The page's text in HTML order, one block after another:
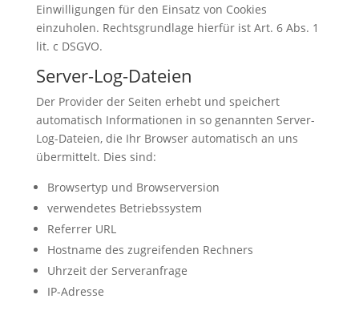
Einwilligungen für den Einsatz von Cookies
einzuholen. Rechtsgrundlage hierfür ist Art. 6 Abs. 1
lit. c DSGVO.
Server-Log-Dateien
Der Provider der Seiten erhebt und speichert
automatisch Informationen in so genannten Server-
Log-Dateien, die Ihr Browser automatisch an uns
übermittelt. Dies sind:
Browsertyp und Browserversion
verwendetes Betriebssystem
Referrer URL
Hostname des zugreifenden Rechners
Uhrzeit der Serveranfrage
IP-Adresse